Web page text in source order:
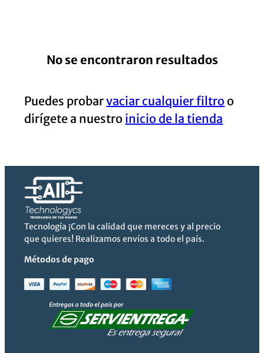
No se encontraron resultados
Puedes probarvaciar cualquier filtro o
dirígete a nuestro inicio de la tienda
Tecnología ¡Con la calidad que mereces y al precio
que quieres! Realizamos envíos a todo el país.
Métodos de pago